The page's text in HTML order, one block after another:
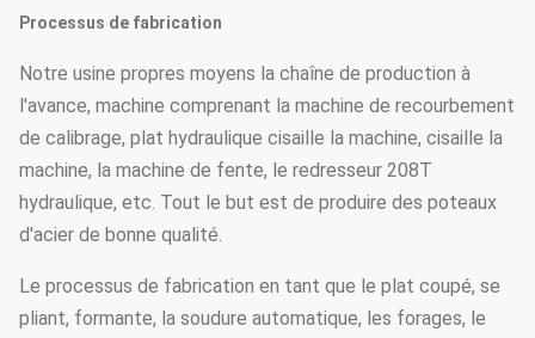
Processus de fabrication
Notre usine propres moyens la chaîne de production à
l'avance, machine comprenant la machine de recourbement
de calibrage, plat hydraulique cisaille la machine, cisaille la
machine, la machine de fente, le redresseur 208T
hydraulique, etc. Tout le but est de produire des poteaux
d'acier de bonne qualité.
Le processus de fabrication en tant que le plat coupé, se
pliant, formante, la soudure automatique, les forages, le